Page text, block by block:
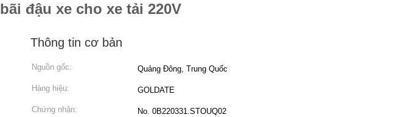
đậu xe cho xe tải 220V
Thông tin cơ bản
Nguồn gốc: Quảng Đông, Trung Quốc
Hàng hiệu: GOLDATE
Chứng nhận: No. 0B220331.STOUQ02